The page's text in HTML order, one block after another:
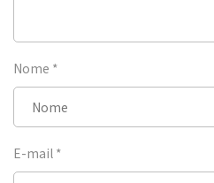
Nome *
E-mail *